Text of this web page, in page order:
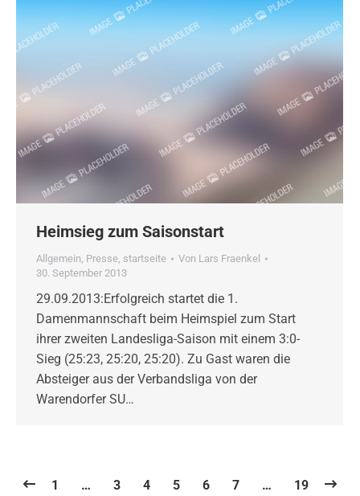
Heimsieg zum Saisonstart
Allgemein, Presse, startseite Von Lars Fraenkel
30. September 2013
29.09.2013:Erfolgreich startet die 1.
Damenmannschaft beim Heimspiel zum Start
ihrer zweiten Landesliga-Saison mit einem 3:0-
Sieg (25:23, 25:20, 25:20). Zu Gast waren die
Absteiger aus der Verbandsliga von der
Warendorfer SU…
1 … 3 4 5 6 7 … 19